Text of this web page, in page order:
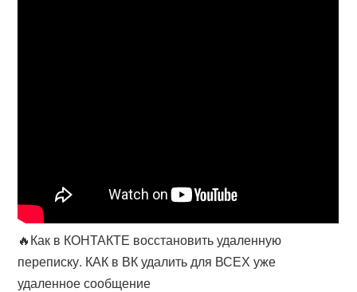
🔥Как в КОНТАКТЕ восстановить удаленную
переписку. КАК в ВК удалить для ВСЕХ уже
удаленное сообщение